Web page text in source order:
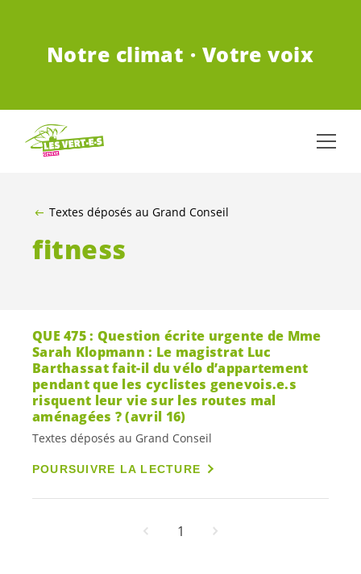
Notre climat · Votre voix
Textes déposés au Grand Conseil
fitness
QUE 475 : Question écrite urgente de Mme
Sarah Klopmann : Le magistrat Luc
Barthassat fait-il du vélo d’appartement
pendant que les cyclistes genevois.e.s
risquent leur vie sur les routes mal
aménagées ? (avril 16)
Textes déposés au Grand Conseil
POURSUIVRE LA LECTURE
1